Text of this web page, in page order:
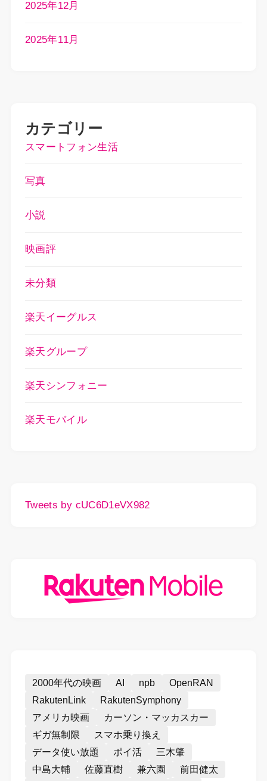
2025年12月
2025年11月
カテゴリー
スマートフォン生活
写真
小説
映画評
未分類
楽天イーグルス
楽天グループ
楽天シンフォニー
楽天モバイル
Tweets by cUC6D1eVX982
2000年代の映画 AI npb
OpenRAN
RakutenLink
RakutenSymphony
アメリカ映画
カーソン・マッカスカー
ギガ無制限
スマホ乗り換え
データ使い放題
ポイ活
三木肇
中島大輔
佐藤直樹 兼六園
前田健太